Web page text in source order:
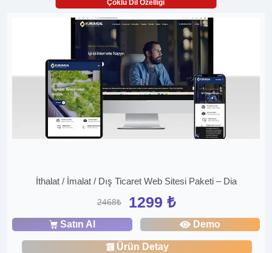
Çoklu Dil Özelliği
İthalat / İmalat / Dış Ticaret Web Sitesi Paketi – Dia
2468₺ 1299 ₺
Satın Al Demo
Ürün Detay